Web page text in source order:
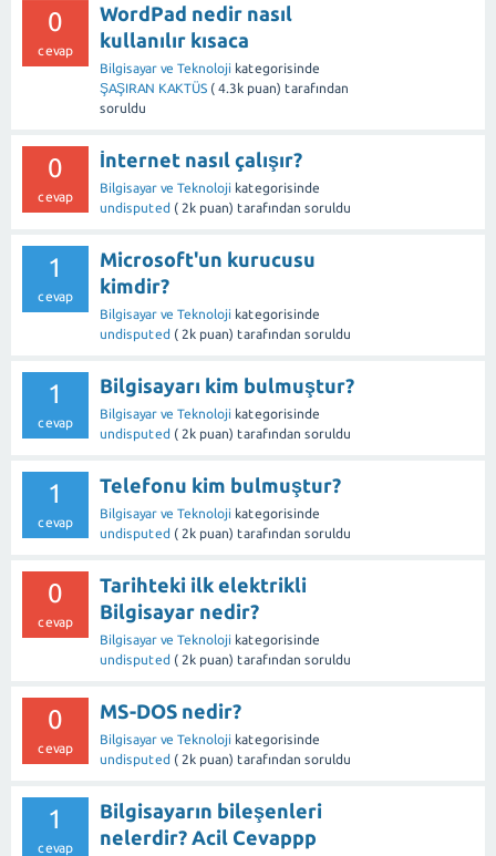
0
cevap
WordPad nedir nasıl
kullanılır kısaca
Bilgisayar ve Teknoloji kategorisinde
ŞAŞIRAN KAKTÜS ( 4.3k puan) tarafından
soruldu
0
cevap
İnternet nasıl çalışır?
Bilgisayar ve Teknoloji kategorisinde
undisputed ( 2k puan) tarafından soruldu
1
cevap
Microsoft'un kurucusu
kimdir?
Bilgisayar ve Teknoloji kategorisinde
undisputed ( 2k puan) tarafından soruldu
1
cevap
Bilgisayarı kim bulmuştur?
Bilgisayar ve Teknoloji kategorisinde
undisputed ( 2k puan) tarafından soruldu
1
cevap
Telefonu kim bulmuştur?
Bilgisayar ve Teknoloji kategorisinde
undisputed ( 2k puan) tarafından soruldu
0
cevap
Tarihteki ilk elektrikli
Bilgisayar nedir?
Bilgisayar ve Teknoloji kategorisinde
undisputed ( 2k puan) tarafından soruldu
0
cevap
MS-DOS nedir?
Bilgisayar ve Teknoloji kategorisinde
undisputed ( 2k puan) tarafından soruldu
1
cevap
Bilgisayarın bileşenleri
nelerdir? Acil Cevappp